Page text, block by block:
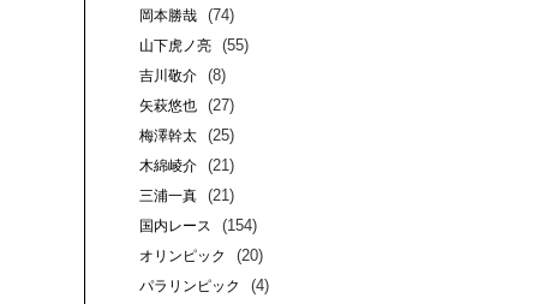
岡本勝哉 (74)
山下虎ノ亮 (55)
吉川敬介 (8)
矢萩悠也 (27)
梅澤幹太 (25)
木綿崚介 (21)
三浦一真 (21)
国内レース (154)
オリンピック (20)
パラリンピック (4)